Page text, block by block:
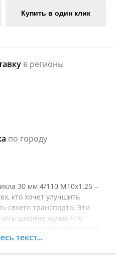
Купить в один клик
в регионы
по городу
30 мм 4/110 М10x1.25 –
кто хочет улучшить
своего транспорта. Эти
ширину колеи, что
Изготовлены из
текст...